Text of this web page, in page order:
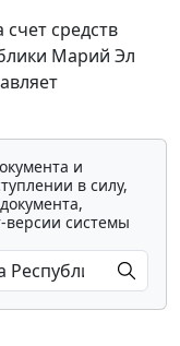
средств
Марий Эл
и
в силу,
версии системы